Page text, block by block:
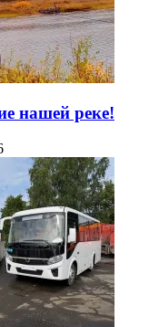
нашей реке!